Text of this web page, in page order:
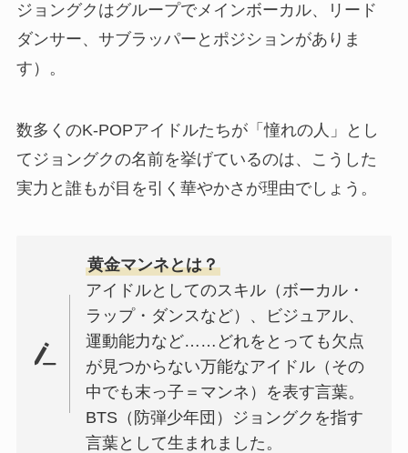
ジョングクはグループでメインボーカル、リード
ダンサー、サブラッパーとポジションがありま
す）。
数多くのK-POPアイドルたちが「憧れの人」とし
てジョングクの名前を挙げているのは、こうした
実力と誰もが目を引く華やかさが理由でしょう。
黄金マンネとは？
アイドルとしてのスキル（ボーカル・
ラップ・ダンスなど）、ビジュアル、
運動能力など……どれをとっても欠点
が見つからない万能なアイドル（その
中でも末っ子＝マンネ）を表す言葉。
BTS（防弾少年団）ジョングクを指す
言葉として生まれました。